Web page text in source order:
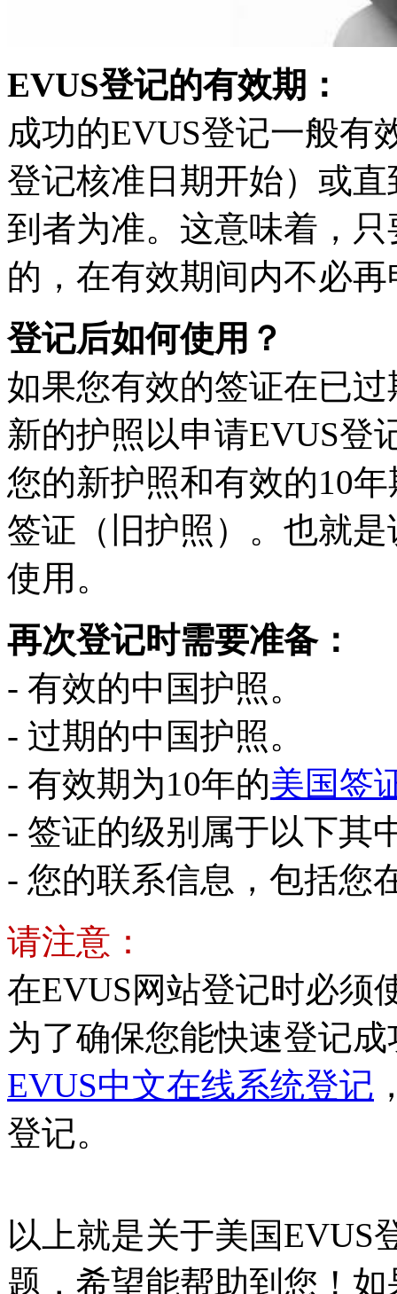
EVUS登记的有效期：
成功的EVUS登记一般有
登记核准日期开始）或
到者为准。这意味着，
的，在有效期间内不必
登记后如何使用？
如果您有效的签证在已
新的护照以申请EVUS登
您的新护照和有效的10
签证（旧护照）。也就
使用。
再次登记时需要准备：
- 有效的中国护照。
- 过期的中国护照。
- 有效期为10年的美国签
- 签证的级别属于以下其
- 您的联系信息，包括您
请注意：
在EVUS网站登记时必须
为了确保您能快速登记
EVUS中文在线系统登记
登记。
以上就是关于美国EVUS
题，希望能帮助到您！